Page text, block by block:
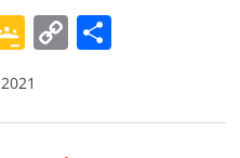
m
G
o
o
gl
C
y p